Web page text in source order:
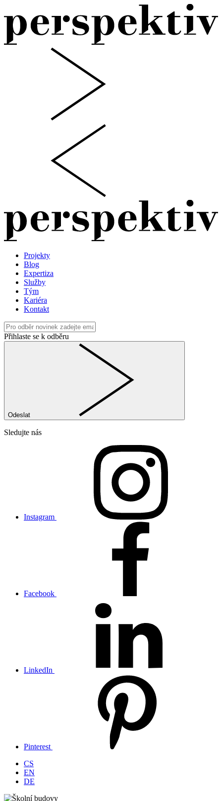
Projekty
Blog
Expertiza
Služby
Tým
Kariéra
Kontakt
Přihlaste se k odběru
Odeslat
Sledujte nás
Instagram
Facebook
LinkedIn
Pinterest
CS
EN
DE